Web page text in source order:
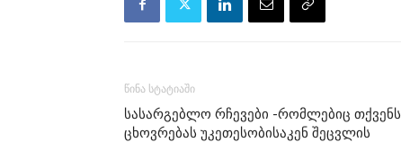
წინა სტატიაში
სასარგებლო რჩევები -რომლებიც თქვენს
ცხოვრებას უკეთესობისაკენ შეცვლის